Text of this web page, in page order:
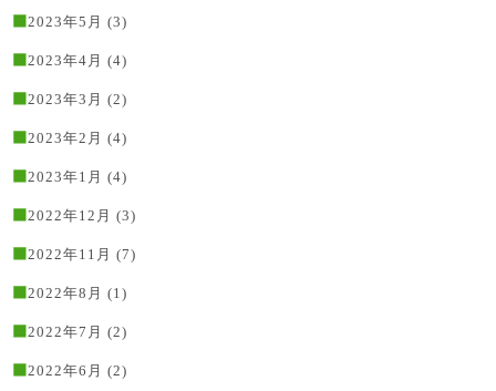
2023年5月 (3)
2023年4月 (4)
2023年3月 (2)
2023年2月 (4)
2023年1月 (4)
2022年12月 (3)
2022年11月 (7)
2022年8月 (1)
2022年7月 (2)
2022年6月 (2)